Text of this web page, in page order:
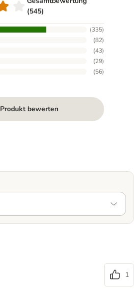
(545)
(335)
(82)
(43)
(29)
(56)
Produkt bewerten
1